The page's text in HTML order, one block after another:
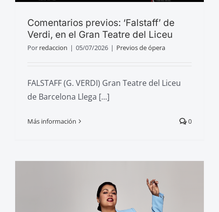
Comentarios previos: ‘Falstaff’ de
Verdi, en el Gran Teatre del Liceu
Por redaccion | 05/07/2026 | Previos de ópera
FALSTAFF (G. VERDI) Gran Teatre del Liceu
de Barcelona Llega [...]
Más información 0